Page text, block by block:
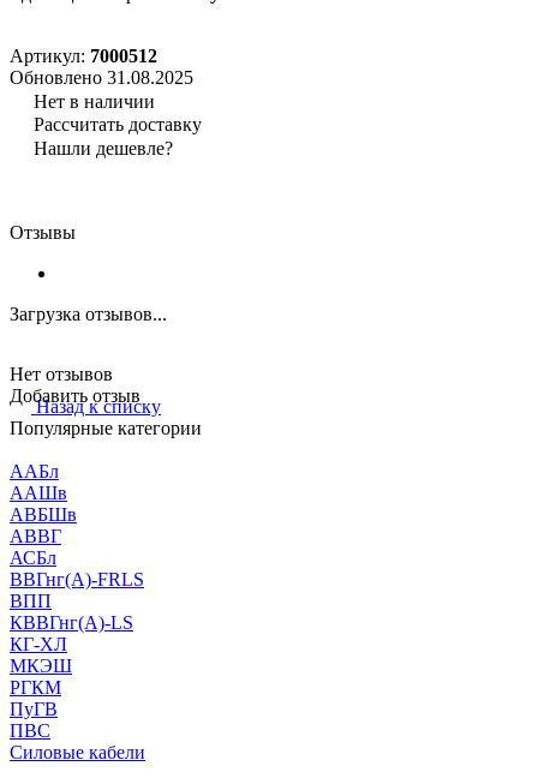
Артикул: 7000512
Обновлено 31.08.2025
Нет в наличии
Рассчитать доставку
Нашли дешевле?
Отзывы
Загрузка отзывов...
Нет отзывов
Добавить отзыв
Назад к списку
Популярные категории
ААБл
ААШв
АВБШв
АВВГ
АСБл
ВВГнг(А)-FRLS
ВПП
КВВГнг(А)-LS
КГ-ХЛ
МКЭШ
РГКМ
ПуГВ
ПВС
Силовые кабели